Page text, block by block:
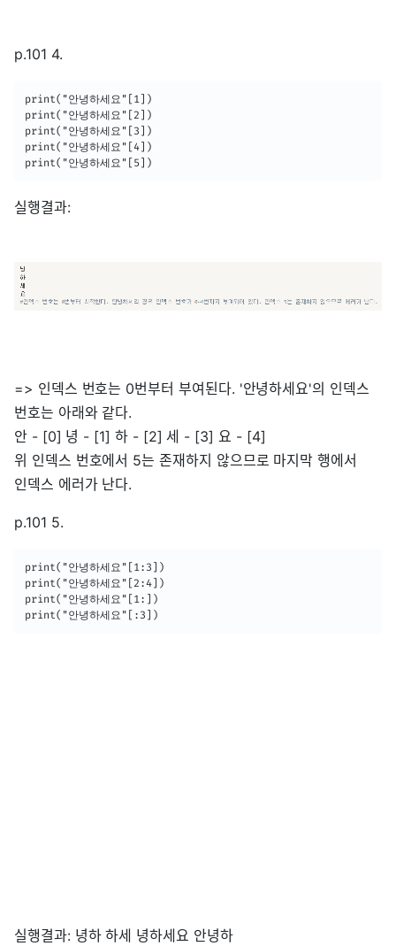
p.101 4.
print("안녕하세요"[1])
print("안녕하세요"[2])
print("안녕하세요"[3])
print("안녕하세요"[4])
print("안녕하세요"[5])
실행결과:
=> 인덱스 번호는 0번부터 부여된다. '안녕하세요'의 인덱스
번호는 아래와 같다.
안 - [0] 녕 - [1] 하 - [2] 세 - [3] 요 - [4]
위 인덱스 번호에서 5는 존재하지 않으므로 마지막 행에서
인덱스 에러가 난다.
p.101 5.
print("안녕하세요"[1:3])
print("안녕하세요"[2:4])
print("안녕하세요"[1:])
print("안녕하세요"[:3])
실행결과: 녕하 하세 녕하세요 안녕하